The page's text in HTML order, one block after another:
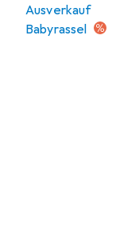
Ausverkauf
Babyrassel